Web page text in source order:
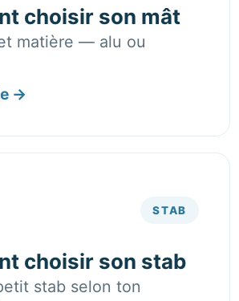
choisir son mât
matière — alu ou
→
STAB
choisir son stab
stab selon ton